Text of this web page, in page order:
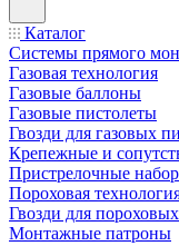
Каталог
Системы прямого
Газовая технология
Газовые баллоны
Газовые пистолеты
Гвозди для газовых
Крепежные и
Пристрелочные
Пороховая
Гвозди для
Монтажные патроны